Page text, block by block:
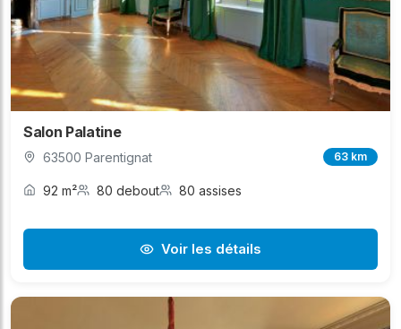
Salon Palatine
63500 Parentignat 63 km
92 m² 80 debout 80 assises
Voir les détails